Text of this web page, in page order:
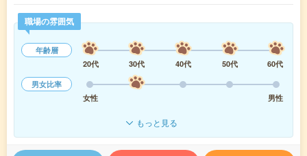
職場の雰囲気
年齢層
20代
30代 40代 50代
60代
男女比率
女性
男性
もっと見る